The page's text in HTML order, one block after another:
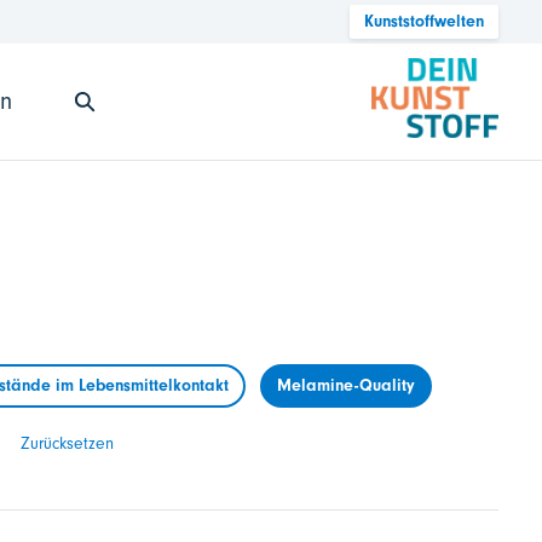
Kunststoffwelten
im Lebensmittelkontakt Melamine-Quality
Zurücksetzen